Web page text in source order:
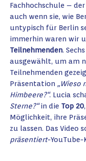
Fachhochschule –
auch wenn sie, wie
untypisch für Berlin
immerhin waren wir
Teilnehmenden.
ausgewählt, um am
Teilnehmenden
Präsentation „Wieso
Himbeere?“. Lucia
Sterne?“in die Top 20
Möglichkeit, ihre
zu lassen. Das
präsentiert-YouTube-